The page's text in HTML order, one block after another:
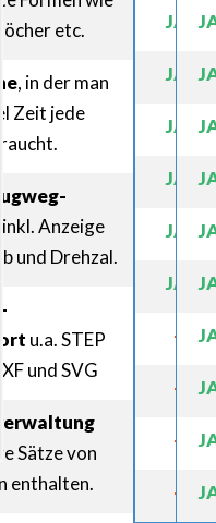
etc.
, in der man
Zeit jede
inkl. Anzeige
und Drehzal.
u.a. STEP
und SVG
Sätze von
enthalten.
JA
JA
JA
JA
JA
JA
-
-
-
-